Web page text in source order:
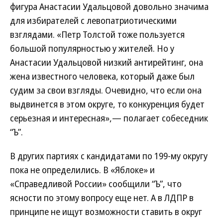
фигура Анастасии Удальцовой довольно значима
для избирателей с левопатриотическими
взглядами. «Петр Толстой тоже пользуется
большой популярностью у жителей. Но у
Анастасии Удальцовой низкий антирейтинг, она
жена известного человека, который даже был
судим за свои взгляды. Очевидно, что если она
выдвинется в этом округе, то конкуренция будет
серьезная и интересная»,— полагает собеседник
“Ъ”.
В других партиях с кандидатами по 199-му округу
пока не определились. В «Яблоке» и
«Справедливой России» сообщили “Ъ”, что
ясности по этому вопросу еще нет. А в ЛДПР в
принципе не ищут возможности ставить в округ